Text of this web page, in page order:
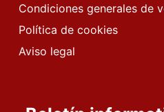
Condiciones generales de
Política de cookies
Aviso legal